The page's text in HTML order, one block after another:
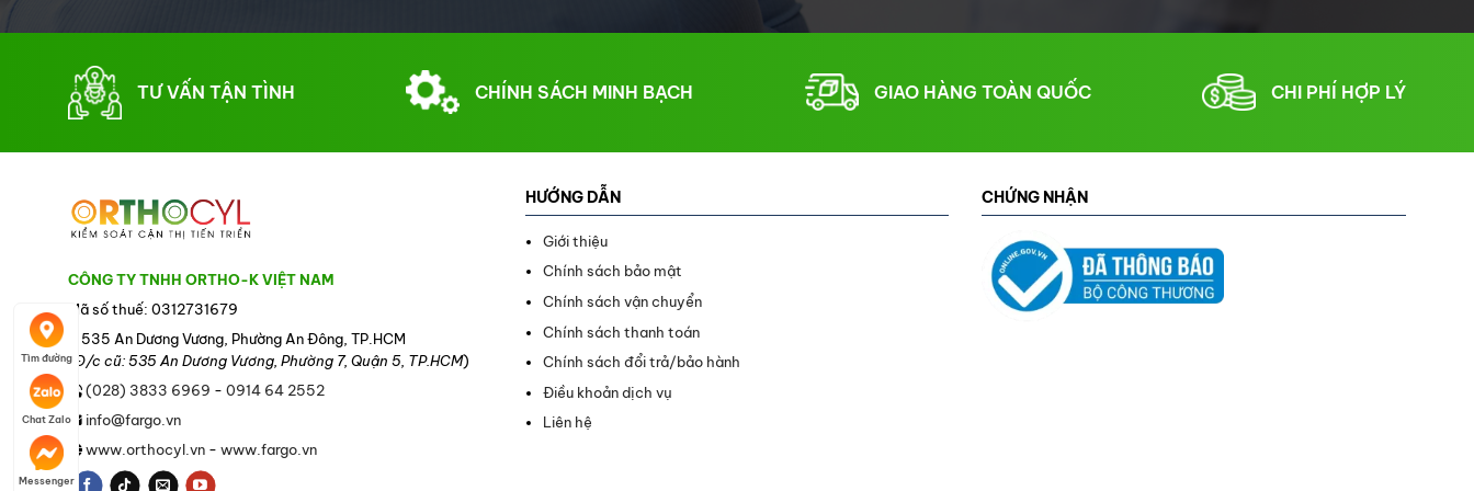
TƯ VẤN TẬN TÌNH CHÍNH SÁCH MINH BẠCH GIAO HÀNG TOÀN QUỐC CHI PHÍ HỢP LÝ
CÔNG TY TNHH ORTHO-K VIỆT NAM
Mã số thuế: 0312731679
535 An Dương Vương, Phường An Đông, TP.HCM
( Đ/c cũ: 535 An Dương Vương, Phường 7, Quận 5, TP.HCM)
(028) 3833 6969 - 0914 64 2552
info@fargo.vn
www.orthocyl.vn - www.fargo.vn
HƯỚNG DẪN
Giới thiệu
Chính sách bảo mật
Chính sách vận chuyển
Chính sách thanh toán
Chính sách đổi trả/bảo hành
Điều khoản dịch vụ
Liên hệ
CHỨNG NHẬN
Tìm đường
Chat Zalo
Messenger